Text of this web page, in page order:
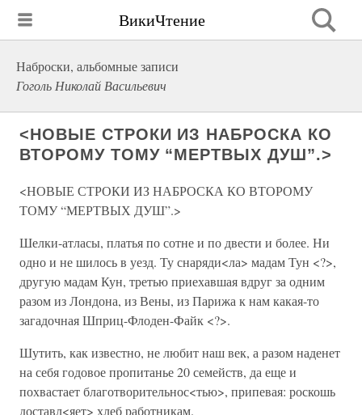
ВикиЧтение
Наброски, альбомные записи
Гоголь Николай Васильевич
<НОВЫЕ СТРОКИ ИЗ НАБРОСКА КО
ВТОРОМУ ТОМУ “МЕРТВЫХ ДУШ”.>
<НОВЫЕ СТРОКИ ИЗ НАБРОСКА КО ВТОРОМУ
ТОМУ “МЕРТВЫХ ДУШ”.>
Шелки-атласы, платья по сотне и по двести и более. Ни
одно и не шилось в уезд. Ту снаряди<ла> мадам Тун <?>,
другую мадам Кун, третью приехавшая вдруг за одним
разом из Лондона, из Вены, из Парижа к нам какая-то
загадочная Шприц-Флоден-Файк <?>.
Шутить, как известно, не любит наш век, а разом наденет
на себя годовое пропитанье 20 семейств, да еще и
похвастает благотворительнос<тью>, припевая: роскошь
доставл<яет> хлеб работникам.